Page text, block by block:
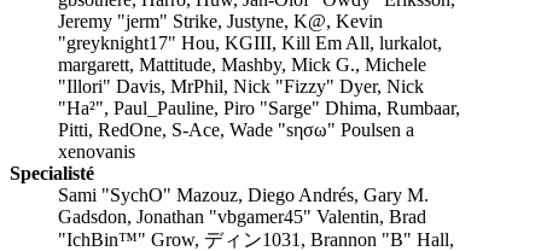
Jeremy "jerm" Strike, Justyne, K@, Kevin
"greyknight17" Hou, KGIII, Kill Em All, lurkalot,
margarett, Mattitude, Mashby, Mick G., Michele
"Illori" Davis, MrPhil, Nick "Fizzy" Dyer, Nick
"Ha²", Paul_Pauline, Piro "Sarge" Dhima, Rumbaar,
Pitti, RedOne, S-Ace, Wade "sησω" Poulsen a
xenovanis
Specialisté
Sami "SychO" Mazouz, Diego Andrés, Gary M.
Gadsdon, Jonathan "vbgamer45" Valentin, Brad
"IchBin™" Grow, ディン1031, Brannon "B" Hall,